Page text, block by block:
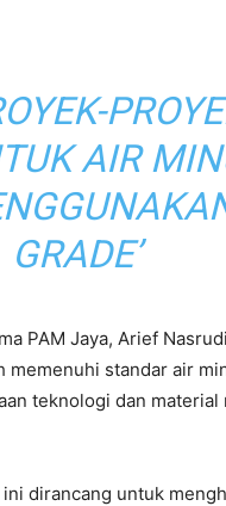
AIR
GRADE’
PAM Jaya, Arief
standar air
teknologi dan
dirancang untuk